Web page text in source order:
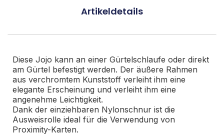
Artikeldetails
Diese Jojo kann an einer Gürtelschlaufe oder direkt
am Gürtel befestigt werden. Der äußere Rahmen
aus verchromtem Kunststoff verleiht ihm eine
elegante Erscheinung und verleiht ihm eine
angenehme Leichtigkeit.
Dank der einziehbaren Nylonschnur ist die
Ausweisrolle ideal für die Verwendung von
Proximity-Karten.